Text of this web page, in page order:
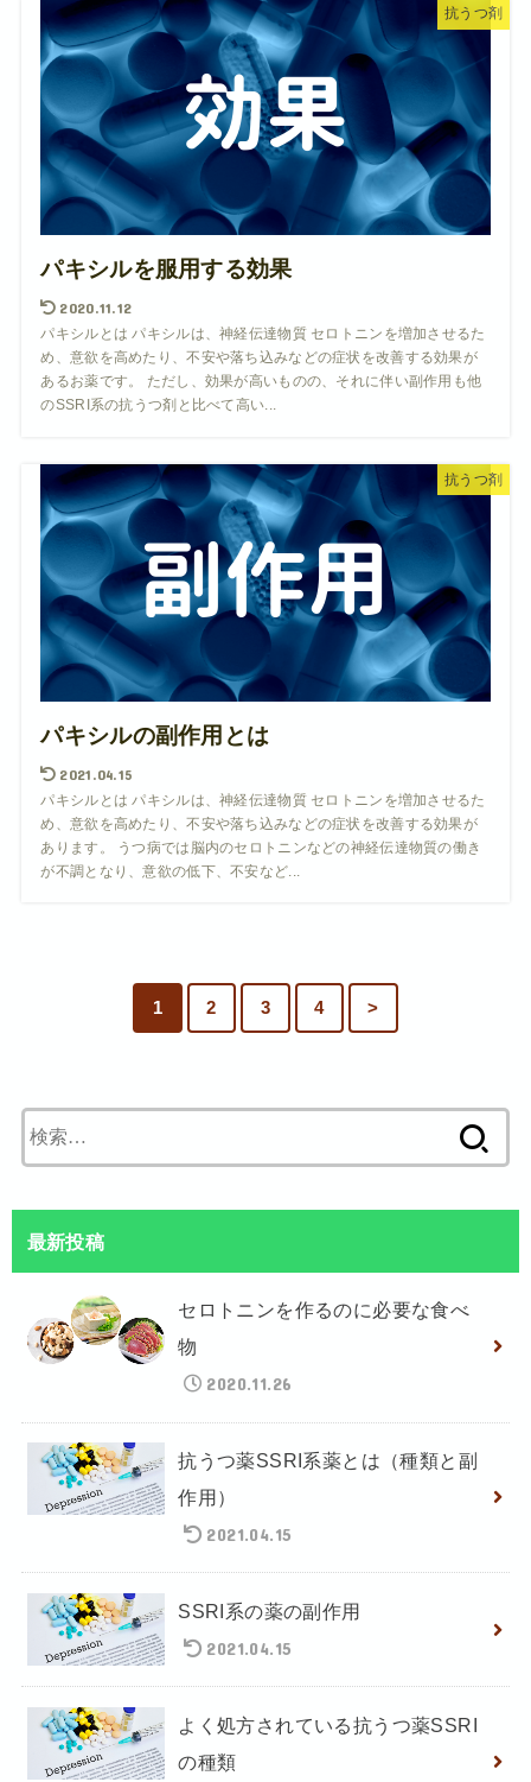
抗うつ剤
パキシルを服用する効果
2020.11.12
パキシルとは パキシルは、神経伝達物質 セロトニンを増加させるた
め、意欲を高めたり、不安や落ち込みなどの症状を改善する効果が
あるお薬です。 ただし、効果が高いものの、それに伴い副作用も他
のSSRI系の抗うつ剤と比べて高い...
抗うつ剤
パキシルの副作用とは
2021.04.15
パキシルとは パキシルは、神経伝達物質 セロトニンを増加させるた
め、意欲を高めたり、不安や落ち込みなどの症状を改善する効果が
あります。 うつ病では脳内のセロトニンなどの神経伝達物質の働き
が不調となり、意欲の低下、不安など...
1 2 3 4 >
索:
最新投稿
セロトニンを作るのに必要な食べ
物
2020.11.26
抗うつ薬SSRI系薬とは（種類と副
作用）
2021.04.15
SSRI系の薬の副作用
2021.04.15
よく処方されている抗うつ薬SSRI
の種類